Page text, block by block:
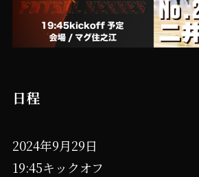
日程
2024年9月29日
19:45キックオフ